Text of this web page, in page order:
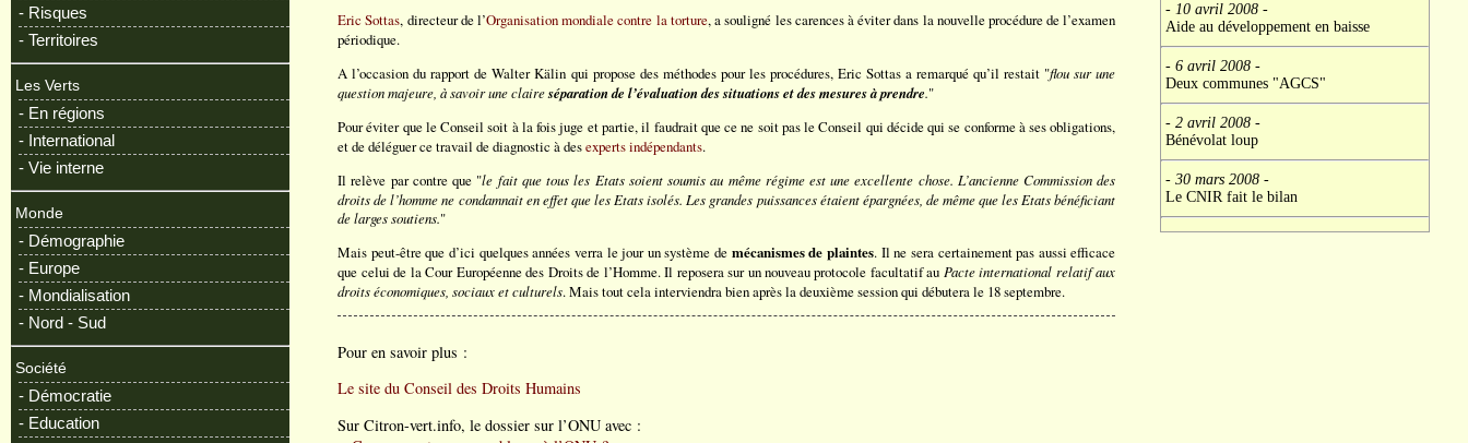
- Risques
- Territoires
Les Verts
- En régions
- International
- Vie interne
Monde
- Démographie
- Europe
- Mondialisation
- Nord - Sud
Société
- Démocratie
- Education
Eric Sottas, directeur de l’Organisation mondiale contre la torture, a souligné les carences à éviter dans la nouvelle procédure de l’examen
périodique.
A l’occasion du rapport de Walter Kälin qui propose des méthodes pour les procédures, Eric Sottas a remarqué qu’il restait "flou sur une
question majeure, à savoir une claireséparation de l’évaluation des situations et des mesures à prendre."
Pour éviter que le Conseil soit à la fois juge et partie, il faudrait que ce ne soit pas le Conseil qui décide qui se conforme à ses obligations,
et de déléguer ce travail de diagnostic à desexperts indépendants.
Il relève par contre que "le fait que tous les Etats soient soumis au même régime est une excellente chose. L’ancienne Commission des
droits de l’homme ne condamnait en effet que les Etats isolés. Les grandes puissances étaient épargnées, de même que les Etats bénéficiant
de larges soutiens."
Mais peut-être que d’ici quelques années verra le jour un système de mécanismes de plaintes. Il ne sera certainement pas aussi efficace
que celui de la Cour Européenne des Droits de l’Homme. Il reposera sur un nouveau protocole facultatif au Pacte international relatif aux
droits économiques, sociaux et culturels. Mais tout cela interviendra bien après la deuxième session qui débutera le 18 septembre.
Pour en savoir plus :
Le site du Conseil des Droits Humains
Sur Citron-vert.info, le dossier sur l’ONU avec :
- 10 avril 2008-
Aide au développement en baisse
- 6 avril 2008-
Deux communes "AGCS"
- 2 avril 2008-
Bénévolat loup
- 30 mars 2008-
Le CNIR fait le bilan